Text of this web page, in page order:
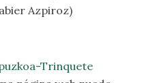
Azpiroz)
Trinquete